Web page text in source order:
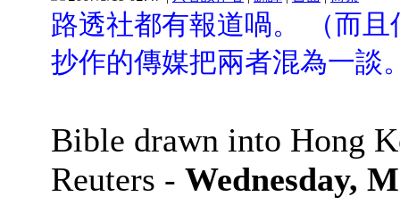
路透社都有報道喎。
（而
抄作的傳媒把兩者混為一談
Bible drawn into Hong
Reuters - Wednesday,